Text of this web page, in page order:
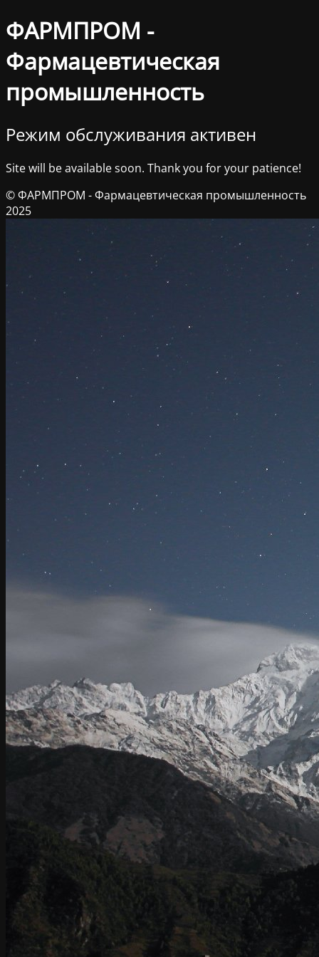
ФАРМПРОМ -
Фармацевтическая
промышленность
Режим обслуживания активен
Site will be available soon. Thank you for your patience!
© ФАРМПРОМ - Фармацевтическая промышленность
2025